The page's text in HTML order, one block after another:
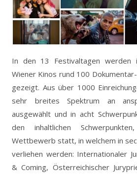
In den 13 Festivaltagen werden
Wiener Kinos rund 100
gezeigt. Aus über 1000
sehr breites Spektrum an
ausgewählt und in acht
den inhaltlichen
Wettbewerb statt, in welchem in
verliehen werden: Internationaler
& Coming, Österreichischer